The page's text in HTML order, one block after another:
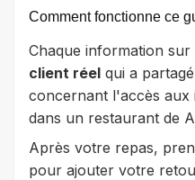
Comment fonctionne ce
Chaque information
client réel qui a
concernant l'accès aux
dans un restaurant de
Après votre repas,
pour ajouter votre